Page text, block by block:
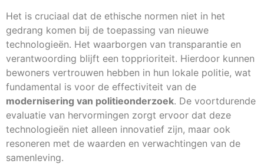
Het is cruciaal dat de ethische normen niet in het
gedrang komen bij de toepassing van nieuwe
technologieën. Het waarborgen van transparantie en
verantwoording blijft een topprioriteit. Hierdoor kunnen
bewoners vertrouwen hebben in hun lokale politie, wat
fundamental is voor de effectiviteit van de
modernisering van politieonderzoek. De voortdurende
evaluatie van hervormingen zorgt ervoor dat deze
technologieën niet alleen innovatief zijn, maar ook
resoneren met de waarden en verwachtingen van de
samenleving.